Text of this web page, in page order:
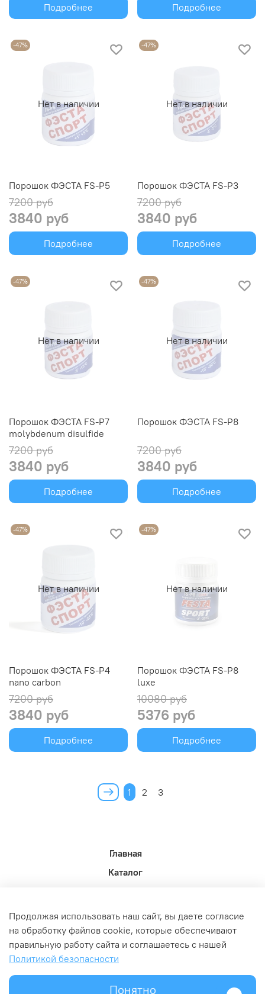
Подробнее Подробнее
Нет в наличии
-47%
Порошок ФЭСТА FS-P5
7200 руб
3840 руб
Подробнее
Нет в наличии
-47%
Порошок ФЭСТА FS-P3
7200 руб
3840 руб
Подробнее
Нет в наличии
-47%
Порошок ФЭСТА FS-P7
molybdenum disulfide
7200 руб
3840 руб
Подробнее
Нет в наличии
-47%
Порошок ФЭСТА FS-P8
7200 руб
3840 руб
Подробнее
Нет в наличии
-47%
Порошок ФЭСТА FS-P4
nano carbon
7200 руб
3840 руб
Подробнее
Нет в наличии
-47%
Порошок ФЭСТА FS-P8
luxe
10080 руб
5376 руб
Подробнее
1 2 3
Главная
Каталог
Доставка
Политика возврата
Связь с администрацией
Оферта и политика конфедициальности
Продолжая использовать наш сайт, вы даете согласие
на обработку файлов cookie, которые обеспечивают
правильную работу сайта и соглашаетесь с нашей
Политикой безопасности
Понятно